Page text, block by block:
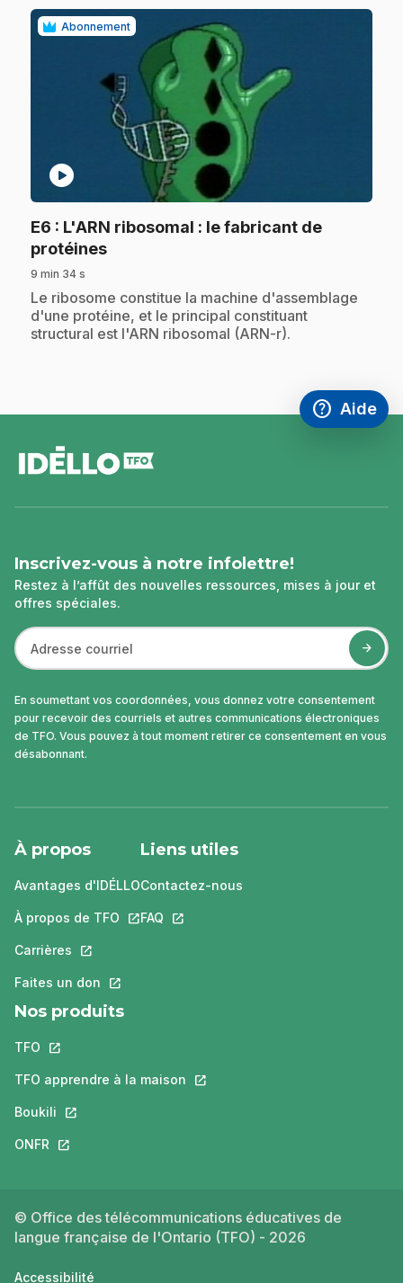
Abonnement
play_circle
E6 : L'ARN ribosomal : le fabricant de
protéines.
9 min 34 s
.Le ribosome constitue la machine d'assemblage
d'une protéine, et le principal constituant
structural est l'ARN ribosomal (ARN-r).
help
Accéder à
Aide
,Ce lien
de
page
Inscrivez-vous à notre infolettre!
Restez à l’affût des nouvelles ressources, mises à jour et
offres spéciales.
En soumettant vos coordonnées, vous donnez votre consentement
pour recevoir des courriels et autres communications électroniques
de TFO. Vous pouvez à tout moment retirer ce consentement en vous
désabonnant.
À propos
Avantages d'IDÉLLO
À propos de TFO Ce lien s'ouvrira dans un nouvel onglet.
Carrières Ce lien s'ouvrira dans un nouvel onglet.
Faites un don Ce lien s'ouvrira dans un nouvel onglet.
Liens utiles
Contactez-nous
FAQ Ce lien s'ouvrira dans un nouvel
Nos produits
TFO Ce lien s'ouvrira dans un nouvel onglet.
TFO apprendre à la maison Ce lien s'ouvrira dans un nouvel
Boukili Ce lien s'ouvrira dans un nouvel onglet.
ONFR Ce lien s'ouvrira dans un nouvel onglet.
© Office des télécommunications éducatives de
langue française de l'Ontario (TFO) - 2026
Accessibilité